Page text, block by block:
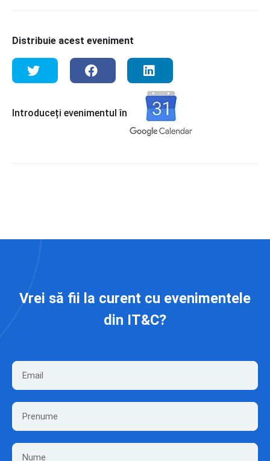
Distribuie acest eveniment
Introduceți evenimentul în
Vrei să fii la curent cu evenimentele
din IT&C?